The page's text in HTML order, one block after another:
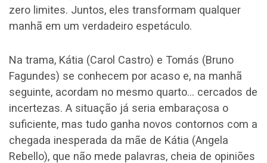
zero limites. Juntos, eles transformam qualquer
manhã em um verdadeiro espetáculo.
Na trama, Kátia (Carol Castro) e Tomás (Bruno
Fagundes) se conhecem por acaso e, na manhã
seguinte, acordam no mesmo quarto… cercados de
incertezas. A situação já seria embaraçosa o
suficiente, mas tudo ganha novos contornos com a
chegada inesperada da mãe de Kátia (Angela
Rebello), que não mede palavras, cheia de opiniões